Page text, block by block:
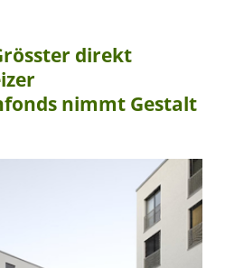
direkt
nimmt Gestalt